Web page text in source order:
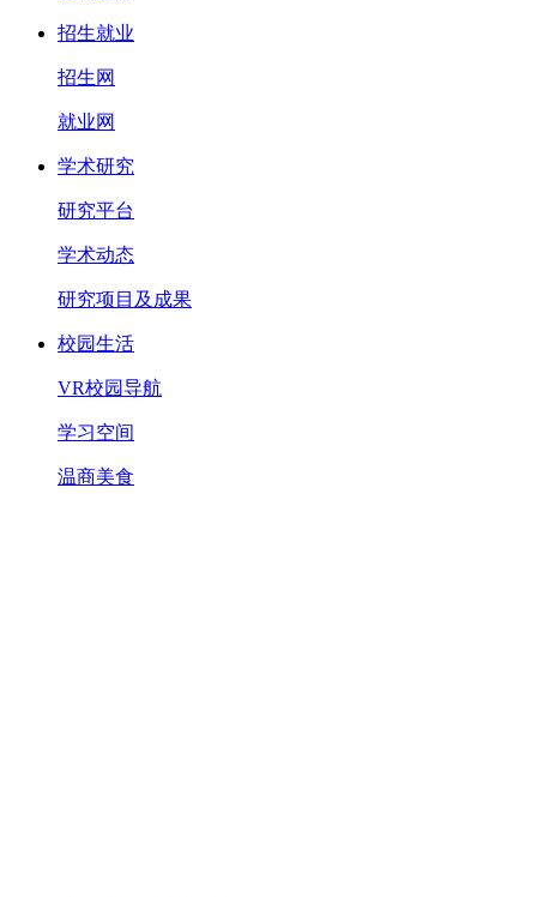
招生就业
招生网
就业网
学术研究
研究平台
学术动态
研究项目及成果
校园生活
VR校园导航
学习空间
温商美食